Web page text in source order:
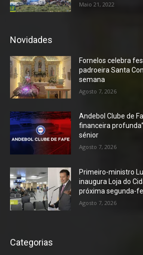
Maio 21, 2022
Novidades
Fornelos celebra
padroeira Santa
semana
Agosto 7, 2026
Andebol Clube de
financeira
sénior
Agosto 7, 2026
Primeiro-ministro
inaugura Loja do
próxima segunda-
Agosto 7, 2026
Categorias